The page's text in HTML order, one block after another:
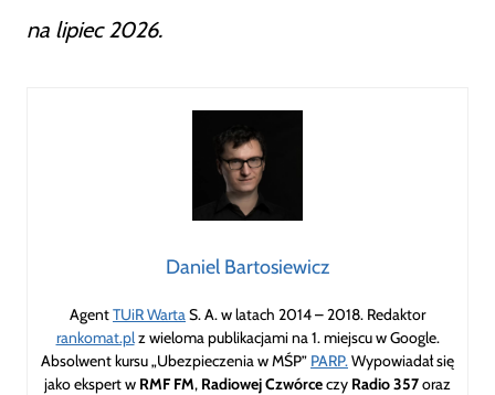
na lipiec 2026.
Daniel Bartosiewicz
AgentTUiR WartaS. A. w latach 2014 – 2018. Redaktor
rankomat.plz wieloma publikacjami na 1. miejscu w Google.
Absolwent kursu „Ubezpieczenia w MŚP” PARP.Wypowiadał się
jako ekspert w RMF FM, Radiowej Czwórceczy Radio 357oraz